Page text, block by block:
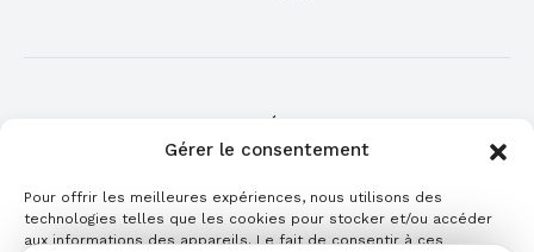
Gérer le consentement
Pour offrir les meilleures expériences, nous utilisons des
technologies telles que les cookies pour stocker et/ou accéder
aux informations des appareils. Le fait de consentir à ces
COMMUNIQUÉ DE PRESSE
Cliquez ici pour publier votre communiqué de
presse